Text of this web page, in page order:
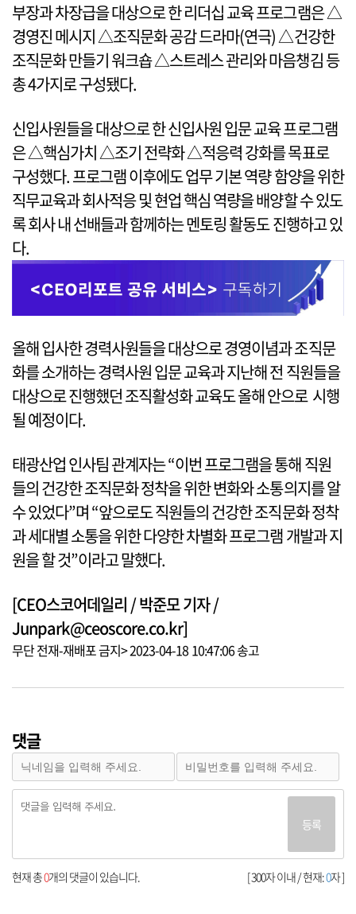
부장과 차장급을 대상으로 한 리더십 교육 프로그램은 △
경영진 메시지 △조직문화 공감 드라마(연극) △건강한
조직문화 만들기 워크숍 △스트레스 관리와 마음챙김 등
총 4가지로 구성됐다.
신입사원들을 대상으로 한 신입사원 입문 교육 프로그램
은 △핵심가치 △조기 전략화 △적응력 강화를 목표로
구성했다. 프로그램 이후에도 업무 기본 역량 함양을 위한
직무교육과 회사적응 및 현업 핵심 역량을 배양할 수 있도
록 회사 내 선배들과 함께하는 멘토링 활동도 진행하고 있
다.
올해 입사한 경력사원들을 대상으로 경영이념과 조직문
화를 소개하는 경력사원 입문 교육과 지난해 전 직원들을
대상으로 진행했던 조직활성화 교육도 올해 안으로 시행
될 예정이다.
태광산업 인사팀 관계자는 “이번 프로그램을 통해 직원
들의 건강한 조직문화 정착을 위한 변화와 소통의지를 알
수 있었다”며 “앞으로도 직원들의 건강한 조직문화 정착
과 세대별 소통을 위한 다양한 차별화 프로그램 개발과 지
원을 할 것”이라고 말했다.
[CEO스코어데일리 / 박준모 기자 /
Junpark@ceoscore.co.kr]
무단 전재-재배포 금지> 2023-04-18 10:47:06 송고
댓글
등록
[ 300자 이내 / 현재:0자 ]
현재 총0개의 댓글이 있습니다.